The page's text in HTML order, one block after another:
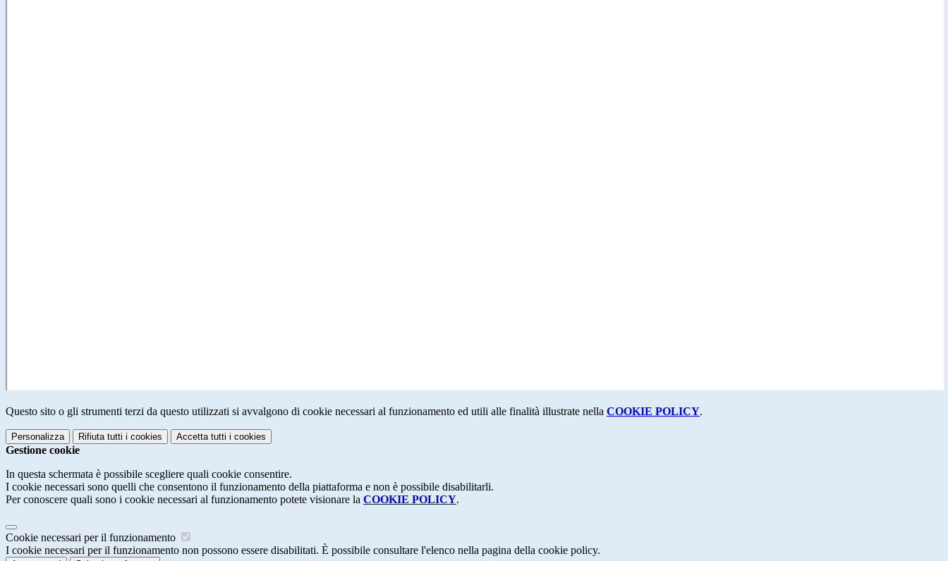
Questo sito o gli strumenti terzi da questo utilizzati si avvalgono di cookie necessari al funzionamento ed utili alle finalità illustrate nella COOKIE POLICY.
Personalizza Rifiuta tutti i cookies Accetta tutti i cookies
Gestione cookie
In questa schermata è possibile scegliere quali cookie consentire.
I cookie necessari sono quelli che consentono il funzionamento della piattaforma e non è possibile disabilitarli.
Per conoscere quali sono i cookie necessari al funzionamento potete visionare la COOKIE POLICY.
Cookie necessari per il funzionamento
I cookie necessari per il funzionamento non possono essere disabilitati. È possibile consultare l'elenco nella pagina della cookie policy.